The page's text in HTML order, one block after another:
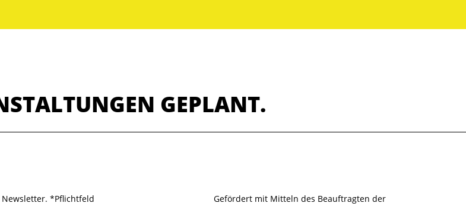
GEPLANT.
*Pflichtfeld
Gefördert mit Mitteln des Beauftragten der